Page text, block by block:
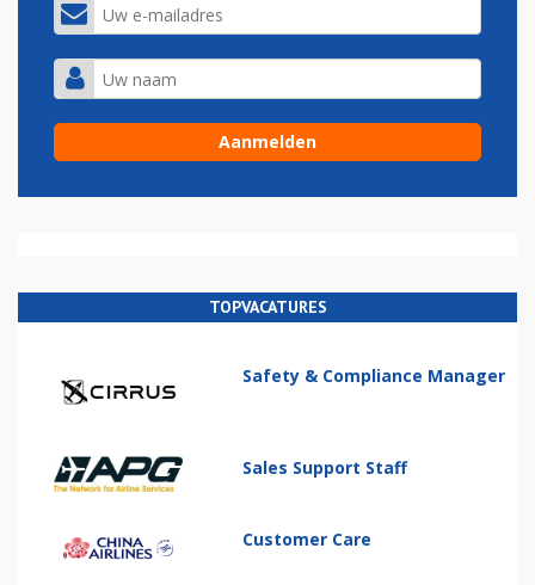
TOPVACATURES
Safety & Compliance Manager
Sales Support Staff
Customer Care